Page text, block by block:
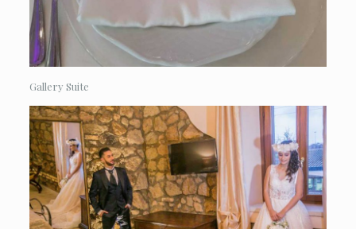
Gallery Suite